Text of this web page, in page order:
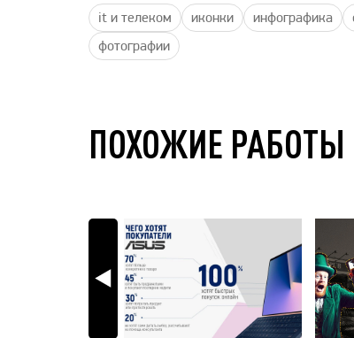
it и телеком иконки инфографика
фотографии
ПОХОЖИЕ РАБОТЫ